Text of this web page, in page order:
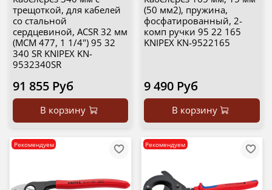
трещоткой, для кабелей
со стальной
сердцевиной, ACSR 32 мм
(MCM 477, 1 1/4") 95 32
340 SR KNIPEX KN-
9532340SR
91 855 Руб
В корзину
(50 мм2), пружина,
фосфатированный, 2-
комп ручки 95 22 165
KNIPEX KN-9522165
9 490 Руб
В корзину
Рекомендуем Рекомендуем